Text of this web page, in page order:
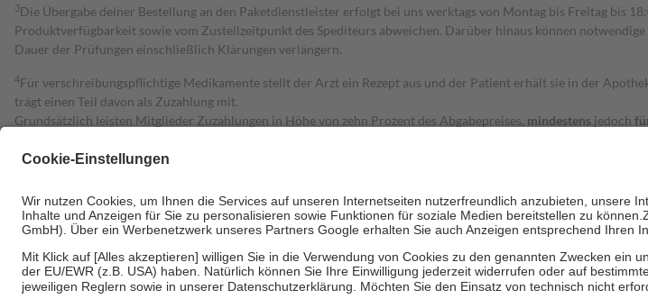
3Die Übergabe deiner Bestellung an den Paketdienstleister erfolgt bei uns werktags von Montag bis Freitag bis
Produktverfügbarkeit sowie vom Zustellzeitpunkt des Spediteurs abweichen. Darüber hinaus können
Dauer der Prüfungen einschließlich Klärungen verlängern.
4Für verschreibungspflichtige Medikamente stellt der Arzt ein Rezept aus und der Patient erhält sie in der
trägt einen Teil davon als Zuzahlung mit.
Grundsätzlich leisten Mitglieder Zuzahlungen in Höhe von zehn Prozent des Abgabepreises, mindestens jedoch
Diese Regeln gelten grundsätzlich auch für Online-Apotheken.
Um das Engagement der Versicherten für ihre eigene Gesundheit zu stärken und die besondere Stellung der
• Kindern und Jugendlichen bis zum vollendeten 18. Lebensjahr mit Ausnahme der Fahrkosten
• Untersuchungen zur Vorsorge und Früherkennung, die von der GKV getragen werden
• empfohlenen Schutzimpfungen
• Harn- und Blutteststreifen